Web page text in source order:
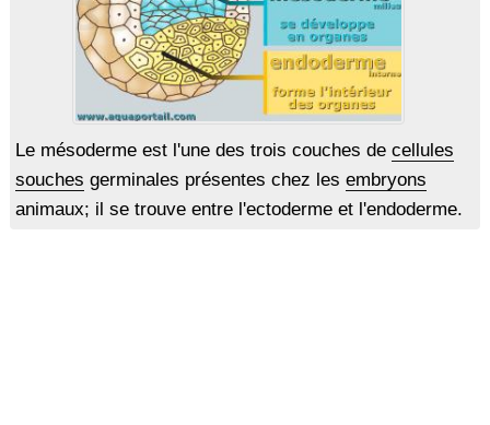
Le mésoderme est l'une des trois couches de cellules
souches germinales présentes chez les embryons
animaux; il se trouve entre l'ectoderme et l'endoderme.